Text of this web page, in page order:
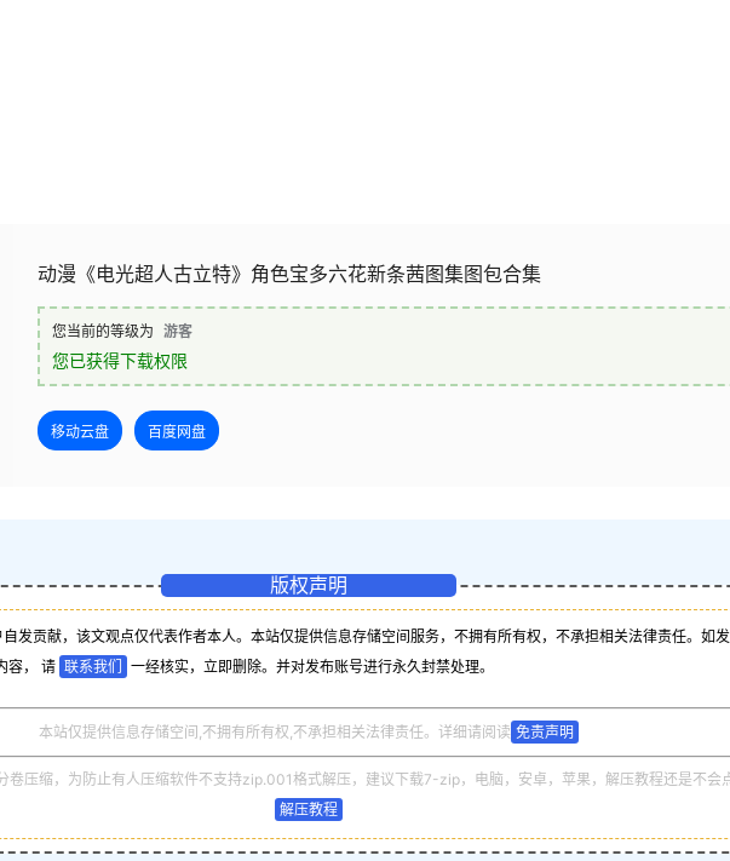
动漫《电光超人古立特》角色宝多六花新条茜图集图包合集
您当前的等级为 游客
您已获得下载权限
移动云盘 百度网盘
版权声明
发贡献，该文观点仅代表作者本人。本站仅提供信息存储空间服务，不拥有所有权，不承担相关法律责任。如
容， 请 联系我们 一经核实，立即删除。并对发布账号进行永久封禁处理。
本站仅提供信息存储空间,不拥有所有权,不承担相关法律责任。详细请阅读 免责声明
卷压缩，为防止有人压缩软件不支持zip.001格式解压，建议下载7-zip，电脑，安卓，苹果，解压教程还是不会
解压教程